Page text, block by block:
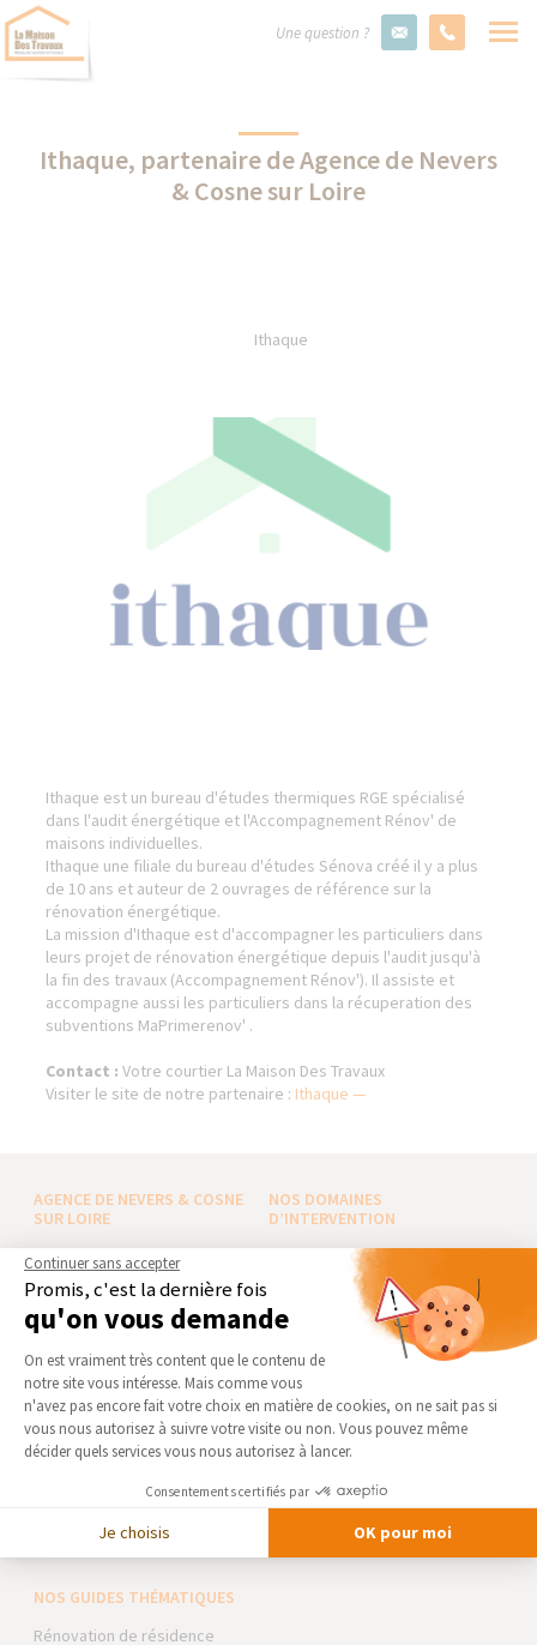
Une question ?
Ithaque, partenaire de Agence de Nevers
& Cosne sur Loire
Ithaque
Ithaque est un bureau d'études thermiques RGE spécialisé
dans l'audit énergétique et l'Accompagnement Rénov' de
maisons individuelles.
Ithaque une filiale du bureau d'études Sénova créé il y a plus
de 10 ans et auteur de 2 ouvrages de référence sur la
rénovation énergétique.
La mission d'Ithaque est d'accompagner les particuliers dans
leurs projet de rénovation énergétique depuis l'audit jusqu'à
la fin des travaux (Accompagnement Rénov'). Il assiste et
accompagne aussi les particuliers dans la récuperation des
subventions MaPrimerenov' .
Contact :Votre courtier La Maison Des Travaux
Visiter le site de notre partenaire : Ithaque —
AGENCE DE NEVERS & COSNE
SUR LOIRE
Qui sommes-nous
Actualités
Notre charte qualité
Partenaires
Trouver une agence
Devenir franchisé
Foire aux Questions
Conditions générales
Mentions légales
NOS DOMAINES
D’INTERVENTION
RÉNOVATION INTÉRIEURE
TRAVAUX EXTÉRIEURS
NOS PARTENAIRES
La Maison des Architectes
Expert Bricolage
NOS GUIDES THÉMATIQUES
Rénovation de résidence
Continuer sans accepter
Promis, c'est la dernière fois
qu'on vous demande
Plateforme de Gestion du
On est vraiment très content que le contenu de
notre site vous intéresse. Mais comme vous
n'avez pas encore fait votre choix en matière de cookies, on ne sait pas si
vous nous autorisez à suivre votre visite ou non. Vous pouvez même
décider quels services vous nous autorisez à lancer.
Consentements certifiés par
Je choisis OK pour moi
Axeptio consent